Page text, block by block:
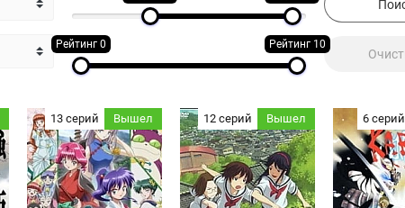
Рейтинг 0 Рейтинг 10
13 серий Вышел 12 серий Вышел 6 серий